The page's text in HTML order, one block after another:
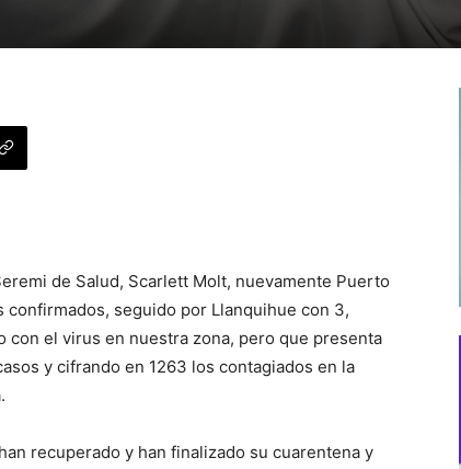
de Salud, Scarlett Molt, nuevamente Puerto
seguido por Llanquihue con 3,
con el virus en nuestra zona, pero que presenta
y cifrando en 1263 los contagiados en la
recuperado y han finalizado su cuarentena y